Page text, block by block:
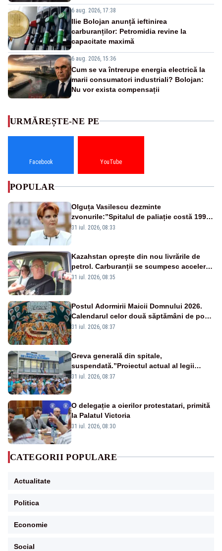
6 aug. 2026, 17:38
Ilie Bolojan anunță ieftinirea
carburanților: Petromidia revine la
capacitate maximă
6 aug. 2026, 15:36
Cum se va întrerupe energia electrică la
marii consumatori industriali? Bolojan:
Nu vor exista compensații
URMĂREȘTE-NE PE
Facebook YouTube
POPULAR
Olguța Vasilescu dezminte
zvonurile:”Spitalul de paliație costă 199
de milioane de euro, nu 500 de milioane”
31 iul. 2026, 08:33
Kazahstan oprește din nou livrările de
petrol. Carburanții se scumpesc accelerat,
iar românii plătesc nota de plată
31 iul. 2026, 08:35
Postul Adormirii Maicii Domnului 2026.
Calendarul celor două săptămâni de post
și zilele cu dezlegare la pește
31 iul. 2026, 08:37
Greva generală din spitale,
suspendată.”Proiectul actual al legii
salarizării nu mai există pentru noi”
31 iul. 2026, 08:37
O delegație a oierilor protestatari, primită
la Palatul Victoria
31 iul. 2026, 08:30
CATEGORII POPULARE
Actualitate
Politica
Economie
Social